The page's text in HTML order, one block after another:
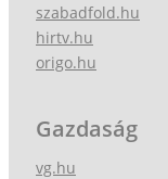
szabadfold.hu
hirtv.hu
origo.hu
Gazdaság
vg.hu